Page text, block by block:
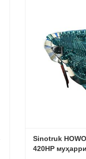
Sinotruk
420HP